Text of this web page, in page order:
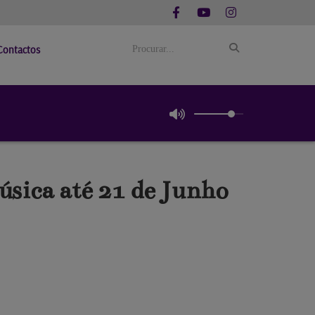
até 21 de Junho